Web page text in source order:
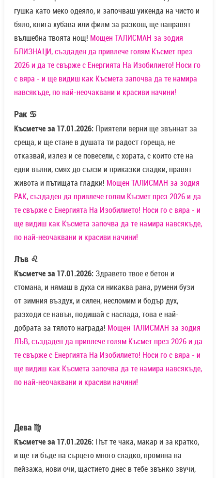
гушка като меко одеяло, и започваш уикенда на чисто и
бяло, книга хубава или филм за разкош, ще направят
вълшебна твоята нощ! Мощен ТАЛИСМАН за зодия
БЛИЗНАЦИ, създаден да привлече голям Късмет през
2026 и да те свърже с Енергията На Изобилието! Носи го
с вяра - и ще видиш как Късмета започва да те намира
навсякъде, по най-неочаквани и красиви начини!
Рак ♋
Късметче за 17.01.2026:Приятели верни ще звъннат за
среща, и ще стане в душата ти радост гореща, не
отказвай, излез и се повесели, с хората, с които сте на
едни вълни, смях до сълзи и приказки сладки, правят
живота и пътищата гладки! Мощен ТАЛИСМАН за зодия
РАК, създаден да привлече голям Късмет през 2026 и да
те свърже с Енергията На Изобилието! Носи го с вяра - и
ще видиш как Късмета започва да те намира навсякъде,
по най-неочаквани и красиви начини!
Лъв ♌
Късметче за 17.01.2026:Здравето твое е бетон и
стомана, и нямаш в духа си никаква рана, румени бузи
от зимния въздух, и силен, несломим и бодър дух,
разходи се навън, подишай с наслада, това е най-
добрата за тялото награда! Мощен ТАЛИСМАН за зодия
ЛЪВ, създаден да привлече голям Късмет през 2026 и да
те свърже с Енергията На Изобилието! Носи го с вяра - и
ще видиш как Късмета започва да те намира навсякъде,
по най-неочаквани и красиви начини!
Дева ♍
Късметче за 17.01.2026:Път те чака, макар и за кратко,
и ще ти бъде на сърцето много сладко, промяна на
пейзажа, нови очи, щастието днес в тебе звънко звучи,